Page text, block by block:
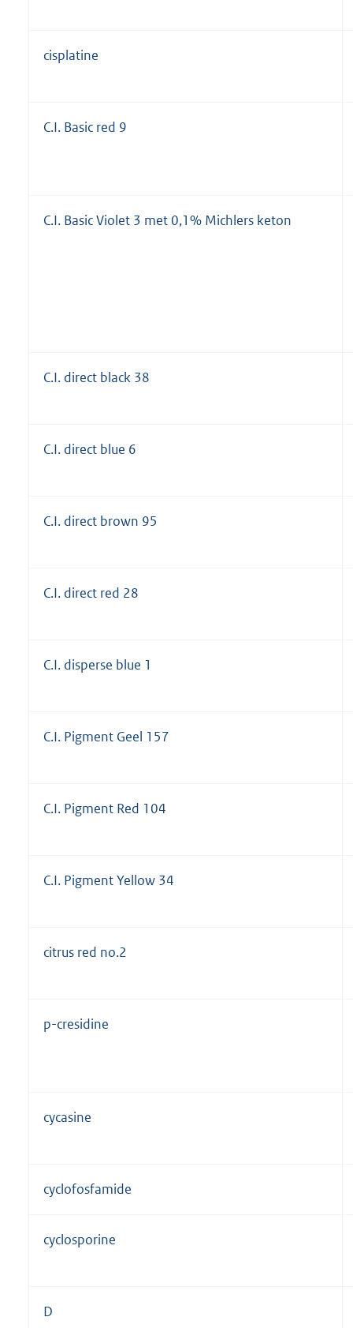
cisplatine
C.I. Basic red 9
C.I. Basic Violet 3 met 0,1% Michlers keton
C.I. direct black 38
C.I. direct blue 6
C.I. direct brown 95
C.I. direct red 28
C.I. disperse blue 1
C.I. Pigment Geel 157
C.I. Pigment Red 104
C.I. Pigment Yellow 34
citrus red no.2
p-cresidine
cycasine
cyclofosfamide
cyclosporine
D